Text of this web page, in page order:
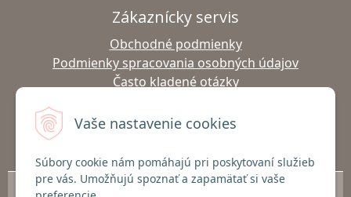
Vaše nastavenie cookies
Súbory cookie nám pomáhajú pri poskytovaní služieb
pre vás. Umožňujú spoznať a zapamätať si vaše
Zákaznícky servis
Obchodné podmienky
Podmienky spracovania osobných údajov
Často kladené otázky
Vrátenie tovaru
© 2026 Predaj outdoor oblečenia Go-noow a Gabel palíc | Nordic Walking,